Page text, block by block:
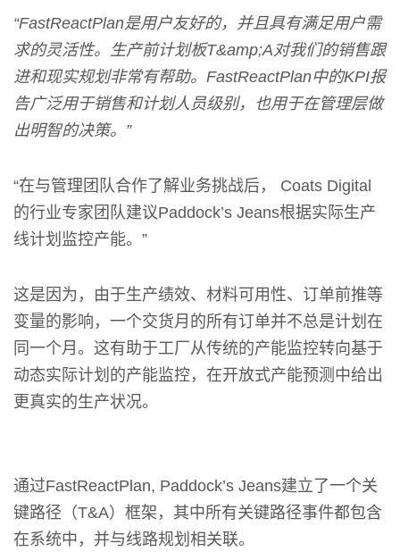
“FastReactPlan是用户友好的，并且具有满足用户需
求的灵活性。生产前计划板T&amp;A对我们的销售跟
进和现实规划非常有帮助。FastReactPlan中的KPI报
告广泛用于销售和计划人员级别，也用于在管理层做
出明智的决策。”
“在与管理团队合作了解业务挑战后， Coats Digital
的行业专家团队建议Paddock’s Jeans根据实际生产
线计划监控产能。”
这是因为，由于生产绩效、材料可用性、订单前推等
变量的影响，一个交货月的所有订单并不总是计划在
同一个月。这有助于工厂从传统的产能监控转向基于
动态实际计划的产能监控，在开放式产能预测中给出
更真实的生产状况。
通过FastReactPlan, Paddock’s Jeans建立了一个关
键路径（T&A）框架，其中所有关键路径事件都包含
在系统中，并与线路规划相关联。